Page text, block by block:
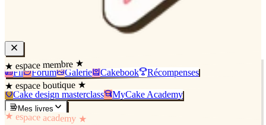
★ espace membre ★
Fil Forum Galerie Cakebook Récompenses
★ espace boutique ★
Cake design masterclass MyCake Academy
Mes livres
★ espace academy ★